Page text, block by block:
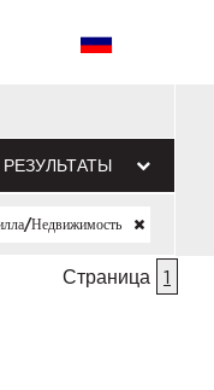
недвижимость
Страница 1